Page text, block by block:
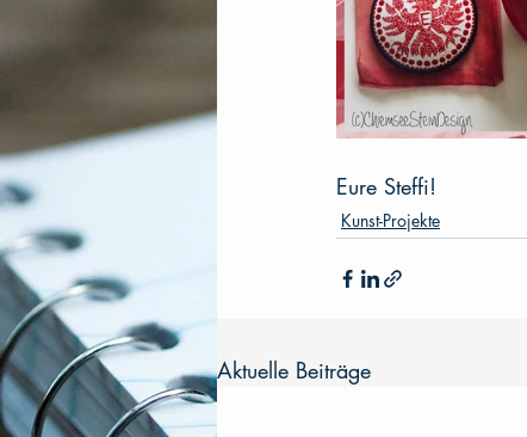
Eure Steffi!
Kunst-Projekte
Aktuelle Beiträge